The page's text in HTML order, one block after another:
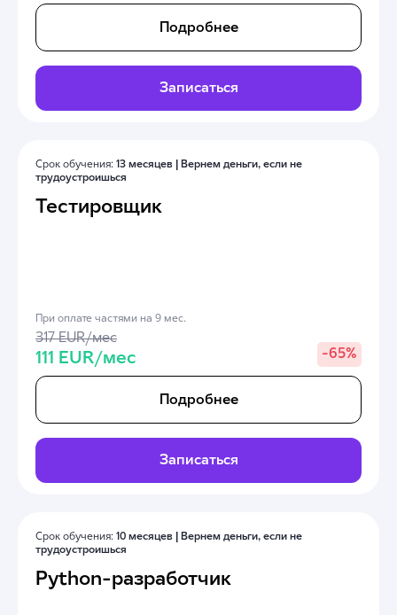
Подробнее
Записаться
Срок обучения: 13 месяцев |
Вернем деньги, если не
трудоустроишься
Тестировщик
317 EUR/мес
-65%
111 EUR/мес
При оплате частями на 9 мес.
Подробнее
Записаться
Срок обучения: 10 месяцев |
Вернем деньги, если не
трудоустроишься
Python-разработчик